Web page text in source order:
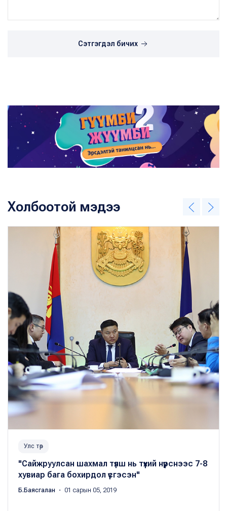
Сэтгэгдэл бичих
Холбоотой мэдээ
Улс төр
"Сайжруулсан шахмал түлш нь түүхий нүүрснээс 7-8
хувиар бага бохирдол үүсгэсэн"
Б.Баясгалан ・ 01 сарын 05, 2019